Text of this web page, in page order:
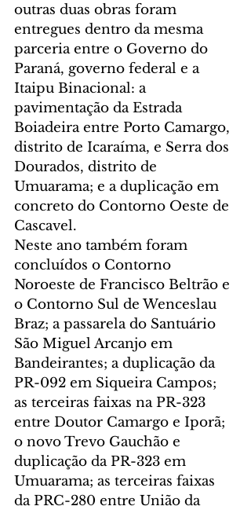
outras duas obras foram
entregues dentro da mesma
parceria entre o Governo do
Paraná, governo federal e a
Itaipu Binacional: a
pavimentação da Estrada
Boiadeira entre Porto Camargo,
distrito de Icaraíma, e Serra dos
Dourados, distrito de
Umuarama; e a duplicação em
concreto do Contorno Oeste de
Cascavel.
Neste ano também foram
concluídos o Contorno
Noroeste de Francisco Beltrão e
o Contorno Sul de Wenceslau
Braz; a passarela do Santuário
São Miguel Arcanjo em
Bandeirantes; a duplicação da
PR-092 em Siqueira Campos;
as terceiras faixas na PR-323
entre Doutor Camargo e Iporã;
o novo Trevo Gauchão e
duplicação da PR-323 em
Umuarama; as terceiras faixas
da PRC-280 entre União da